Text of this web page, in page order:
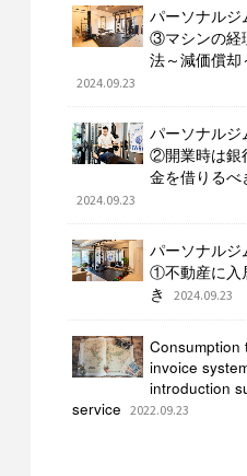
パーソナルジ
③マシンの経
法～減価償却
2024.09.23
パーソナルジ
②開業時は銀
金を借りるべ
2024.09.23
パーソナルジ
①不動産に入
き
2024.09.23
Consumption
invoice
introduction
service 2022.09.23